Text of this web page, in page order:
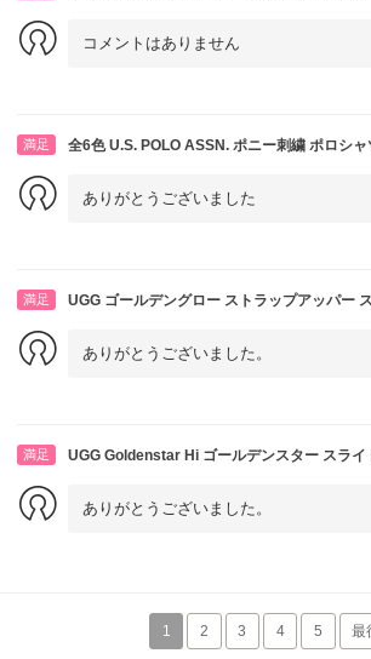
コメントはありません
満足 全6色 U.S. POLO ASSN. ポニー刺繍 ポロシ
ありがとうございました
満足 UGG ゴールデングロー ストラップアッパー
ありがとうございました。
満足 UGG Goldenstar Hi ゴールデンスター スライ
ありがとうございました。
1 2 3 4 5 最